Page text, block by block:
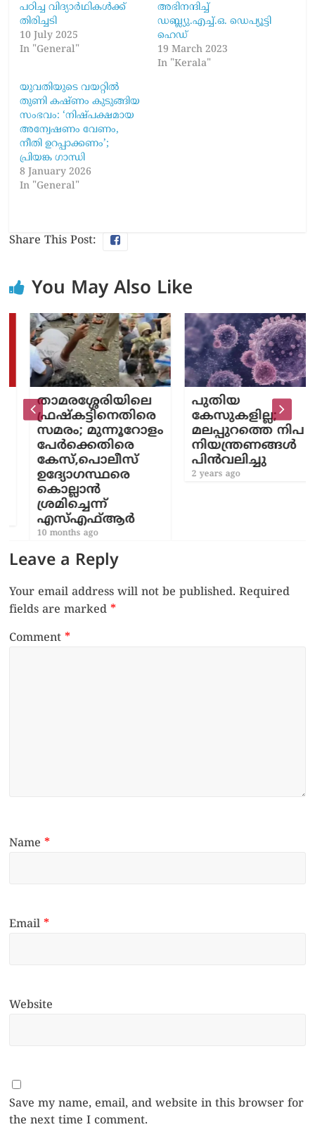
പഠിച്ച വിദ്യാര്‍ഥികള്‍ക്ക്
തിരിച്ചടി
10 July 2025
In "General"
അഭിനന്ദിച്ച്
ഡബ്ല്യു.എച്ച്.ഒ. ഡെപ്യൂട്ടി
ഹെഡ്
19 March 2023
In "Kerala"
യുവതിയുടെ വയറ്റില്‍
തുണി കഷ്ണം കുടുങ്ങിയ
സംഭവം: ‘നിഷ്പക്ഷമായ
അന്വേഷണം വേണം,
നീതി ഉറപ്പാക്കണം’;
പ്രിയങ്ക ഗാന്ധി
8 January 2026
In "General"
Share This Post:
You May Also Like
താമരശ്ശേരിയിലെ
ഫ്രഷ്‌കട്ടിനെതിരെ
സമരം; മുന്നൂറോളം
പേർക്കെതിരെ
കേസ്,പൊലീസ്
ഉദ്യോഗസ്ഥരെ
കൊല്ലാൻ
ശ്രമിച്ചെന്ന്
എസ്എഫ്ആർ
10 months ago
പുതിയ
കേസുകളില്ല;
മലപ്പുറത്തെ നിപ
നിയന്ത്രണങ്ങൾ
പിൻവലിച്ചു
2 years ago
Leave a Reply
Your email address will not be published. Required
fields are marked*
Comment*
Name*
Email*
Website
Save my name, email, and website in this browser for
the next time I comment.